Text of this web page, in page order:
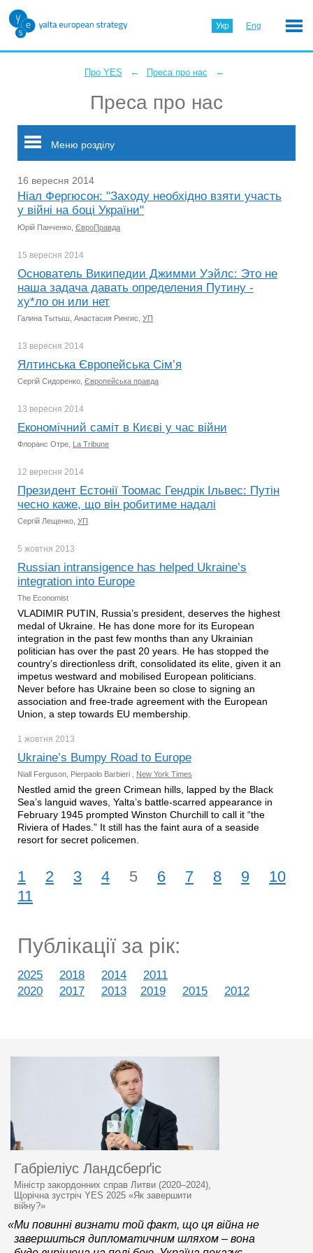
Укр Eng
Про YES ← Преса про нас ←
Преса про нас
Меню розділу
16 вересня 2014
Ніал Фергюсон: "Заходу необхідно взяти участь
у війні на боці України"
Юрій Панченко, ЄвроПравда
15 вересня 2014
Основатель Википедии Джимми Уэйлс: Это не
наша задача давать определения Путину -
ху*ло он или нет
Галина Тытыш, Анастасия Рингис, УП
13 вересня 2014
Ялтинська Європейська Сім’я
Сергій Сидоренко, Європейська правда
13 вересня 2014
Економічний саміт в Києві у час війни
Флоранс Отре, La Tribune
12 вересня 2014
Президент Естонії Тоомас Гендрік Ільвес: Путін
чесно каже, що він робитиме надалі
Сергій Лещенко, УП
5 жовтня 2013
Russian intransigence has helped Ukraine’s
integration into Europe
The Economist
VLADIMIR PUTIN, Russia’s president, deserves the highest
medal of Ukraine. He has done more for its European
integration in the past few months than any Ukrainian
politician has over the past 20 years. He has stopped the
country’s directionless drift, consolidated its elite, given it an
impetus westward and mobilised European politicians.
Never before has Ukraine been so close to signing an
association and free-trade agreement with the European
Union, a step towards EU membership.
1 жовтня 2013
Ukraine’s Bumpy Road to Europe
Niall Ferguson, Pierpaolo Barbieri , New York Times
Nestled amid the green Crimean hills, lapped by the Black
Sea’s languid waves, Yalta’s battle-scarred appearance in
February 1945 prompted Winston Churchill to call it “the
Riviera of Hades.” It still has the faint aura of a seaside
resort for secret policemen.
1 2 3 4 5 6 7 8 9
10
11
Публікації за рік:
2025 2018 2014
2011
2020
2017 2013 2019 2015 2012
Габріеліус Ландсберґіс
Міністр закордонних справ Литви (2020–2024),
Щорічна зустріч YES 2025 «Як завершити
війну?»
«Ми повинні визнати той факт, що ця війна не
завершиться дипломатичним шляхом – вона